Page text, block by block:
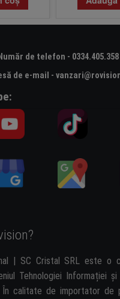
de telefon - 0334.405.358
de e-mail -
| SC Cristal SRL este o
Tehnologiei Informației și
În calitate de importator de